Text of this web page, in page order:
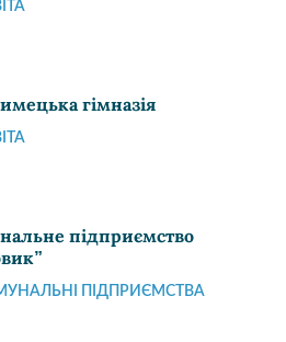
гімназія
підприємство
ПІДПРИЄМСТВА